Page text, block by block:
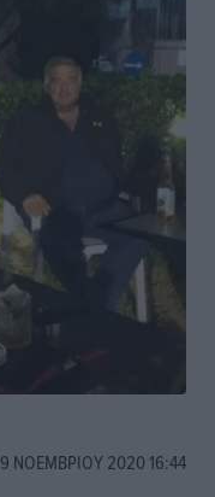
9 ΝΟΕΜΒΡΊΟΥ 2020 16:44